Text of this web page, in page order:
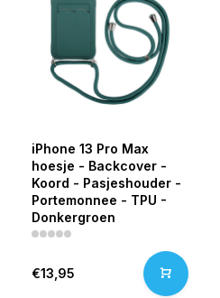
iPhone 13 Pro Max
hoesje - Backcover -
Koord - Pasjeshouder -
Portemonnee - TPU -
Donkergroen
€13,95